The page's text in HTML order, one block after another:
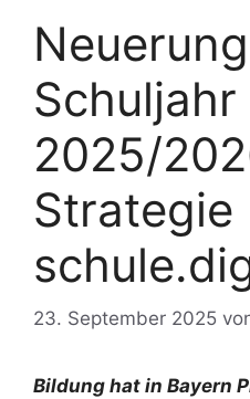
Schuljahr
2025/
Strategie
23. September 2025
Bildung hat in Bayern